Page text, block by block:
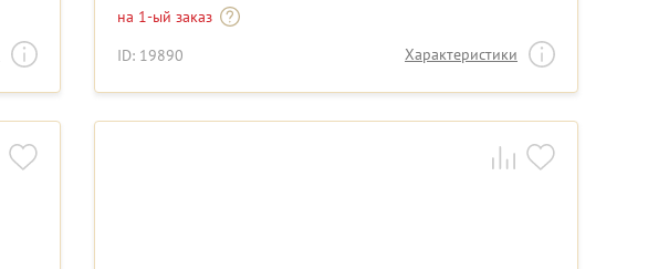
на 1-ый заказ
ID: 19890
Характеристики